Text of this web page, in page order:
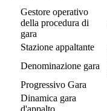
Gestore operativo
della procedura di
gara
Stazione appaltante
Denominazione gara
Progressivo Gara
Dinamica gara
d'appalto